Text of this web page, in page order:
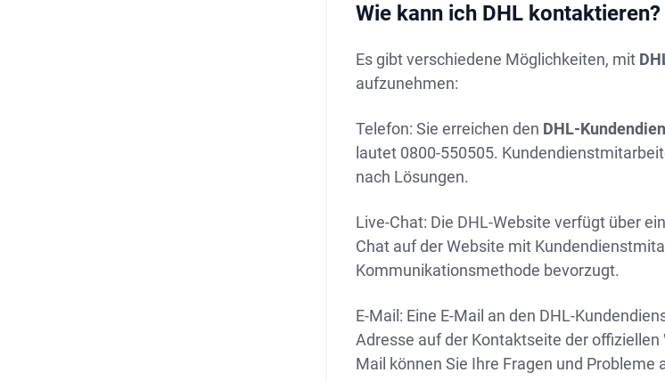
Wie kann ich DHL kontaktieren?
Es gibt verschiedene Möglichkeiten, mit
aufzunehmen:
Telefon: Sie erreichen den DHL-
lautet 0800-550505.
nach Lösungen.
Live-Chat: Die DHL-Website verfügt über
Chat auf der Website mit
Kommunikationsmethode bevorzugt.
E-Mail: Eine E-Mail an den DHL-
Adresse auf der Kontaktseite der
Mail können Sie Ihre Fragen und